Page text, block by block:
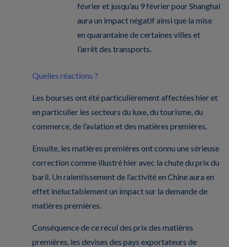
février et jusqu’au 9 février pour Shanghai
aura un impact négatif ainsi que la mise
en quarantaine de certaines villes et
l’arrêt des transports.
Quelles réactions ?
Les bourses ont été particulièrement affectées hier et
en particulier les secteurs du luxe, du tourisme, du
commerce, de l’aviation et des matières premières.
Ensuite, les matières premières ont connu une sérieuse
correction comme illustré hier avec la chute du prix du
baril. Un ralentissement de l’activité en Chine aura en
effet inéluctablement un impact sur la demande de
matières premières.
Conséquence de ce recul des prix des matières
premières, les devises des pays exportateurs de